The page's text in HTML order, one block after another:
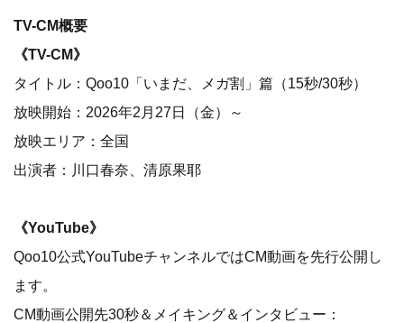
TV-CM概要
《TV-CM》
タイトル：Qoo10「いまだ、メガ割」篇（15秒/30秒）
放映開始：2026年2月27日（金）～
放映エリア：全国
出演者：川口春奈、清原果耶
《YouTube》
Qoo10公式YouTubeチャンネルではCM動画を先行公開し
ます。
CM動画公開先30秒＆メイキング＆インタビュー：